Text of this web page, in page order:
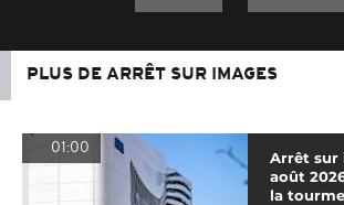
PLUS DE ARRÊT SUR IMAGES
01:00
Arrêt sur
août
la